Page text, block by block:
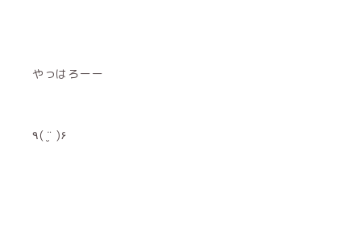
やっはろーー
٩( ¨̮ )۶